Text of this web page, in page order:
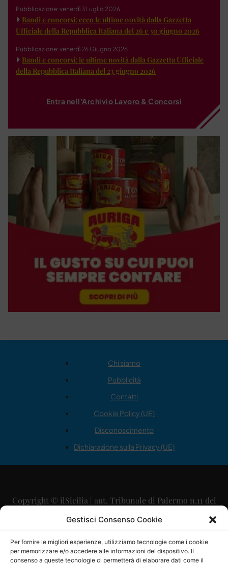
Gestisci Consenso Cookie
Per fornire le migliori esperienze, utilizziamo tecnologie come i cookie
per memorizzare e/o accedere alle informazioni del dispositivo. Il
consenso a queste tecnologie ci permetterà di elaborare dati come il
Pubblicazione: venerdì 3 Luglio 2026
Bandi e concorsi: ecco le ultime novità dalla Gazzetta
Ufficiale della Repubblica Italiana del 26 e 30 giugno 2026
Pubblicazione: venerdì 26 Giugno 2026
Bandi e concorsi: le ultime novità dalla Gazzetta Ufficiale
della Repubblica Italiana del 23 giugno 2026
Entra nell'Archivio Lavoro & Concorsi
Chi siamo
Pubblicità
Contatti
Cookie Policy (UE)
Disconoscimento
Dichiarazione sulla Privacy (UE)
Copyright © ilSicilia | aut. Tribunale di Palermo n.11 del
29/09/2015
Direttore Editoriale: Maurizio Scaglione